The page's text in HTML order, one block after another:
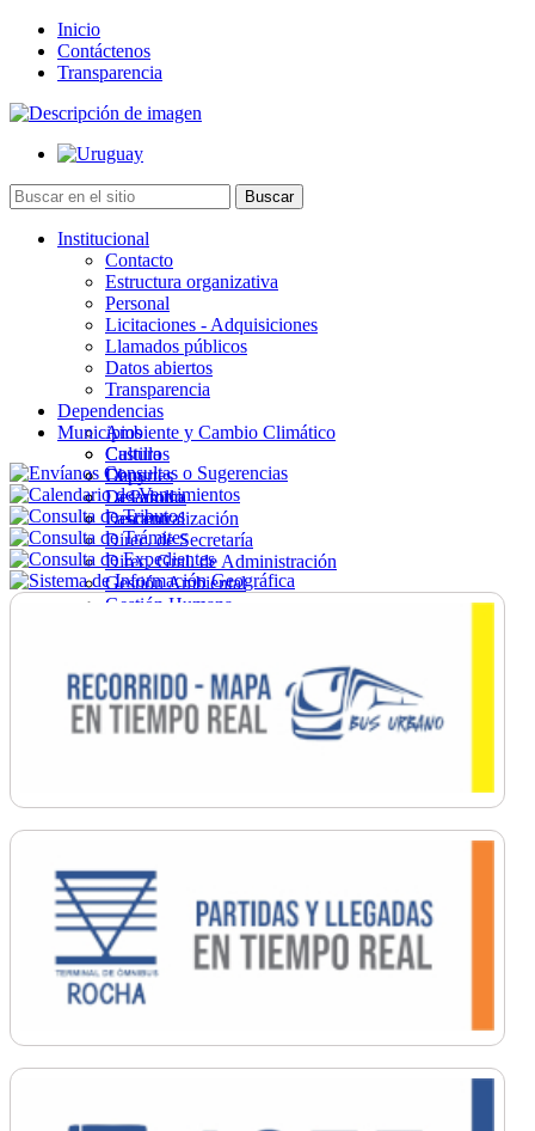
Inicio
Contáctenos
Transparencia
Institucional
Contacto
Estructura organizativa
Personal
Licitaciones - Adquisiciones
Llamados públicos
Datos abiertos
Transparencia
Dependencias
Ambiente y Cambio Climático
Cultura
Deportes
Desarrollo
Descentralización
Direc. de Secretaría
Direc. Gral. de Administración
Gestión Ambiental
Gestión Humana
Ordenamiento
Promoción Social
Salud
Secretaría General
Municipios
Castillos
Chuy
La Paloma
Lascano